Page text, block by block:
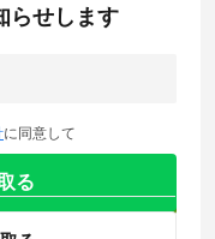
らせします
に同意して
る